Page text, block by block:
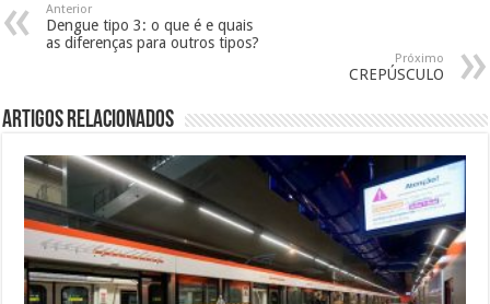
Anterior
Dengue tipo 3: o que é e quais
as diferenças para outros tipos?
Próximo
CREPÚSCULO
Artigos Relacionados